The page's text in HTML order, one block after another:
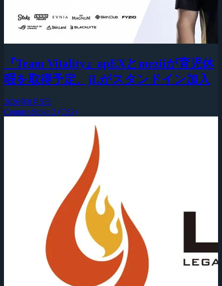
『Team Vitality』apEXとmeziiが育児休
暇を取得予定、jLがスタンドイン加入
2026年8月5日
Counter-Strike 2 (CS2)